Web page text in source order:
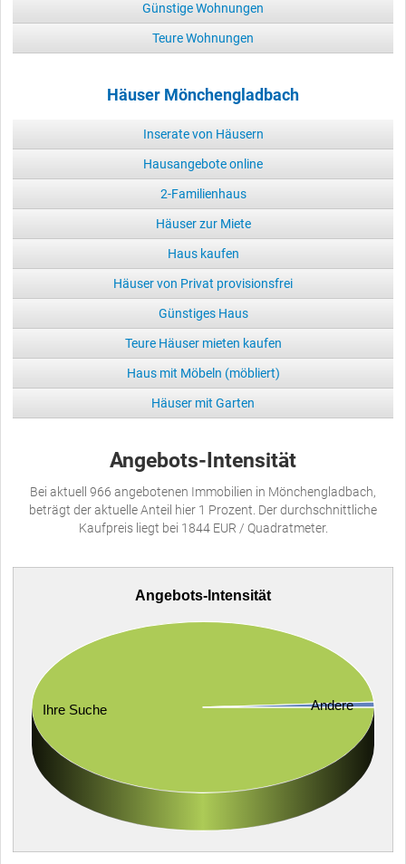
Günstige Wohnungen
Teure Wohnungen
Häuser Mönchengladbach
Inserate von Häusern
Hausangebote online
2-Familienhaus
Häuser zur Miete
Haus kaufen
Häuser von Privat provisionsfrei
Günstiges Haus
Teure Häuser mieten kaufen
Haus mit Möbeln (möbliert)
Häuser mit Garten
Angebots-Intensität
Bei aktuell 966 angebotenen Immobilien in Mönchengladbach,
beträgt der aktuelle Anteil hier 1 Prozent. Der durchschnittliche
Kaufpreis liegt bei 1844 EUR / Quadratmeter.
Angebots-Intensität
Ihre Suche Andere